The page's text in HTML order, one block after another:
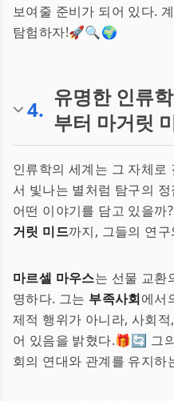
보여줄 준비가 되어 있다.
탐험하자!🚀🔍🌍
4. 유명한 인류
부터 마거릿
인류학의 세계는 그 자체
서 빛나는 별처럼 탐구의
어떤 이야기를 담고 있을까
거릿 미드까지, 그들의 연
마르셀 마우스는 선물 교환
명하다. 그는 부족사회에서
제적 행위가 아니라, 사회
어 있음을 밝혔다.🎁🔄 그
회의 연대와 관계를 유지하